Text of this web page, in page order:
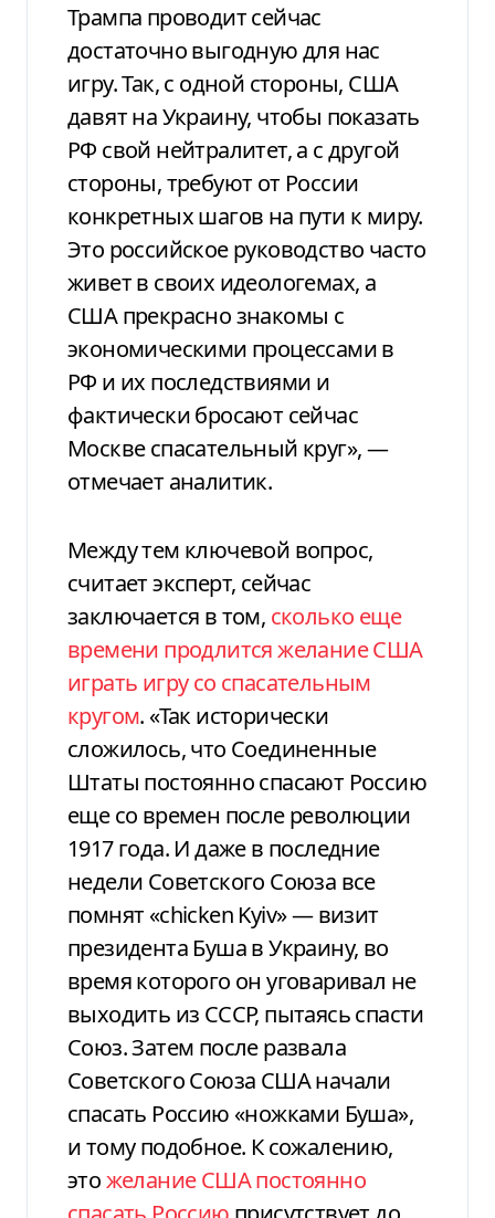
Трампа проводит сейчас
достаточно выгодную для нас
игру. Так, с одной стороны, США
давят на Украину, чтобы показать
РФ свой нейтралитет, а с другой
стороны, требуют от России
конкретных шагов на пути к миру.
Это российское руководство часто
живет в своих идеологемах, а
США прекрасно знакомы с
экономическими процессами в
РФ и их последствиями и
фактически бросают сейчас
Москве спасательный круг», —
отмечает аналитик.
Между тем ключевой вопрос,
считает эксперт, сейчас
заключается в том, сколько еще
времени продлится желание США
играть игру со спасательным
кругом. «Так исторически
сложилось, что Соединенные
Штаты постоянно спасают Россию
еще со времен после революции
1917 года. И даже в последние
недели Советского Союза все
помнят «chicken Kyiv» — визит
президента Буша в Украину, во
время которого он уговаривал не
выходить из СССР, пытаясь спасти
Союз. Затем после развала
Советского Союза США начали
спасать Россию «ножками Буша»,
и тому подобное. К сожалению,
этожелание США постоянно